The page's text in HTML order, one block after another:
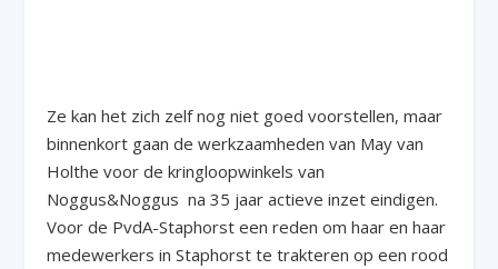
Ze kan het zich zelf nog niet goed voorstellen, maar
binnenkort gaan de werkzaamheden van May van
Holthe voor de kringloopwinkels van
Noggus&Noggus na 35 jaar actieve inzet eindigen.
Voor de PvdA-Staphorst een reden om haar en haar
medewerkers in Staphorst te trakteren op een rood